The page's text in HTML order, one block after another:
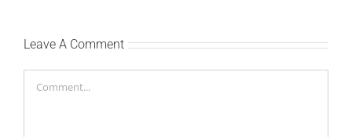
Leave A Comment